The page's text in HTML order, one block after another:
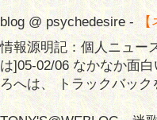
blog @ psychedesire -
情報源明記：個人ニュー
は]05-02/06 なかなか面
ろへは、 トラックバック